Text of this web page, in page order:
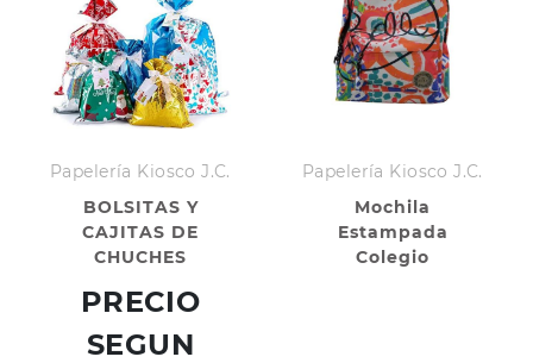
Papelería Kiosco J.C.
BOLSITAS Y
CAJITAS DE
CHUCHES
PARA NAVIDAD Y
REYES MAGOS
PRECIO
SEGUN
Papelería Kiosco J.C.
Mochila
Estampada
Colegio